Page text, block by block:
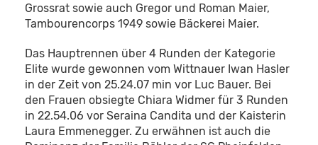
Grossrat sowie auch Gregor und Roman Maier,
Tambourencorps 1949 sowie Bäckerei Maier.
Das Hauptrennen über 4 Runden der Kategorie
Elite wurde gewonnen vom Wittnauer Iwan Hasler
in der Zeit von 25.24.07 min vor Luc Bauer. Bei
den Frauen obsiegte Chiara Widmer für 3 Runden
in 22.54.06 vor Seraina Candita und der Kaisterin
Laura Emmenegger. Zu erwähnen ist auch die